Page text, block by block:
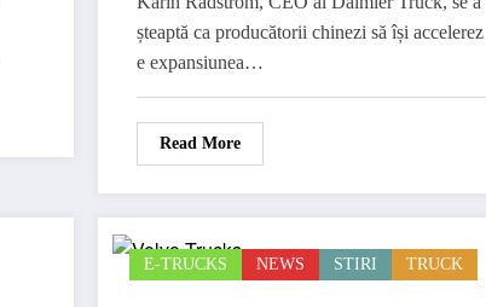
camioane electrice
șteaptă ca producătorii chinezi să își accelerez
e expansiunea…
Read More
E-TRUCKS NEWS STIRI TRUCK